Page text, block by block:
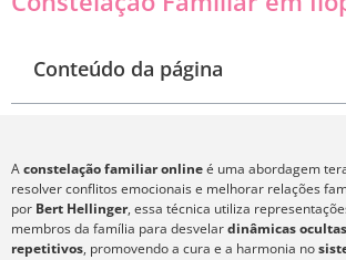
Conteúdo da página
Aconstelação familiar onlineé uma abordagem
resolver conflitos emocionais e melhorar relações
por Bert Hellinger, essa técnica utiliza
membros da família para desvelardinâmicas
repetitivos, promovendo a cura e a harmonia no